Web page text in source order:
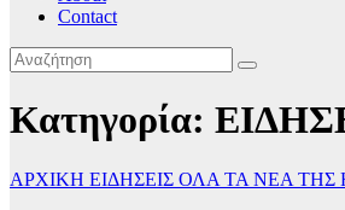
Contact
Κατηγορία:
ΑΡΧΙΚΗ ΕΙΔΗΣΕΙΣ ΟΛΑ ΤΑ ΝΕΑ ΤΗΣ